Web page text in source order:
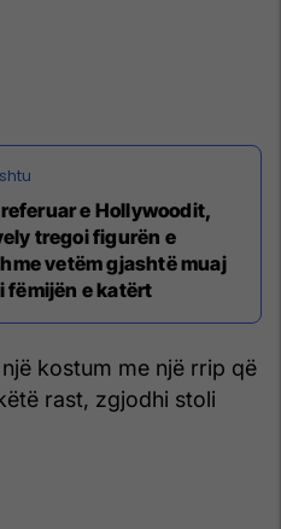
e Hollywoodit,
tregoi figurën e
vetëm gjashtë muaj
fëmijën e katërt
kostum me një rrip që
rast, zgjodhi stoli